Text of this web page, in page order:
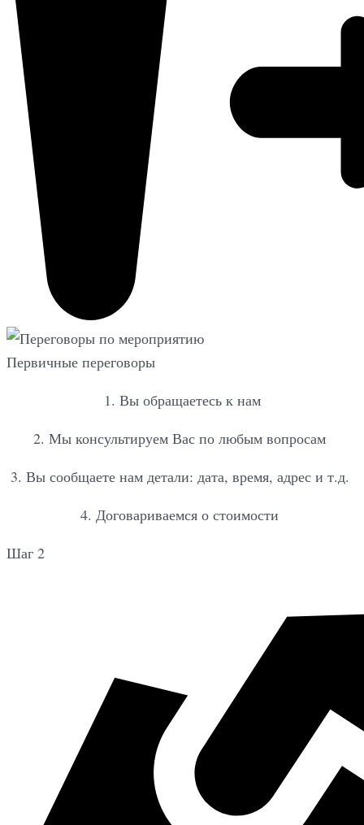
Первичные переговоры
1. Вы обращаетесь к нам
2. Мы консультируем Вас по любым вопросам
3. Вы сообщаете нам детали: дата, время, адрес и т.д.
4. Договариваемся о стоимости
Шаг 2